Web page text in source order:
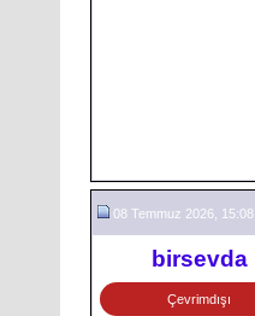
08 Temmuz 2026, 15:08
birsevda
Çevrimdışı